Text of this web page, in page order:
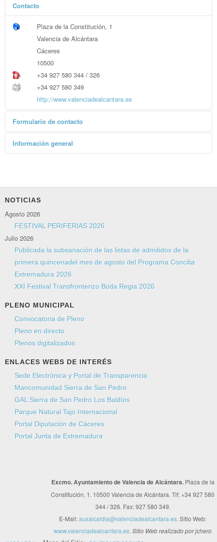
Contacto
Plaza de la Constitución, 1
Valencia de Alcántara
Cáceres
10500
+34 927 580 344 / 326
+34 927 580 349
http://www.valenciadealcantara.es
Formulario de contacto
Enviar un correo electrónico
*Campo requerido
Correo electrónico
Asunto*
Mensaje*
Envíeme una copia (opcional)
Captcha*
Información general
Extensiones
Registro: 3000
Alcaldía: 3004
Intervención: 3006
Tesorería: 3008
Recursos Humanos: 3007
Rentas: 3011
Informática Estadística: 3012
AEDL: 3013
Servicio Social de Base: 3015
Policia Local: 3016
Urbanismo: 3018
Cultura: 3019
Enlace para contactarcon otros servicios municipales
NOTICIAS
Agosto 2026
FESTIVAL PERIFERIAS 2026
Julio 2026
Publicada la subsanación de las listas de admitidos de la
primera quincenadel mes de agosto del Programa Concilia
Extremadura 2026
XXI Festival Transfronterizo Boda Regia 2026
PLENO MUNICIPAL
Convocatoria de Pleno
Pleno en directo
Plenos digitalizados
ENLACES WEBS DE INTERÉS
Sede Electrónica y Portal de Transparencia
Mancomunidad Sierra de San Pedro
GAL Sierra de San Pedro Los Baldíos
Parque Natural Tajo Internacional
Portal Diputación de Cáceres
Portal Junta de Extremadura
Excmo. Ayuntamiento de Valencia de Alcántara. Plaza de la
Constitución, 1. 10500 Valencia de Alcántara. Tlf: +34 927 580
344 / 326. Fax: 927 580 349.
E-Mail:auxalcaldia@valenciadealcantara.es. Sitio Web:
www.valenciadealcantara.es.Sitio Web realizado por jchero